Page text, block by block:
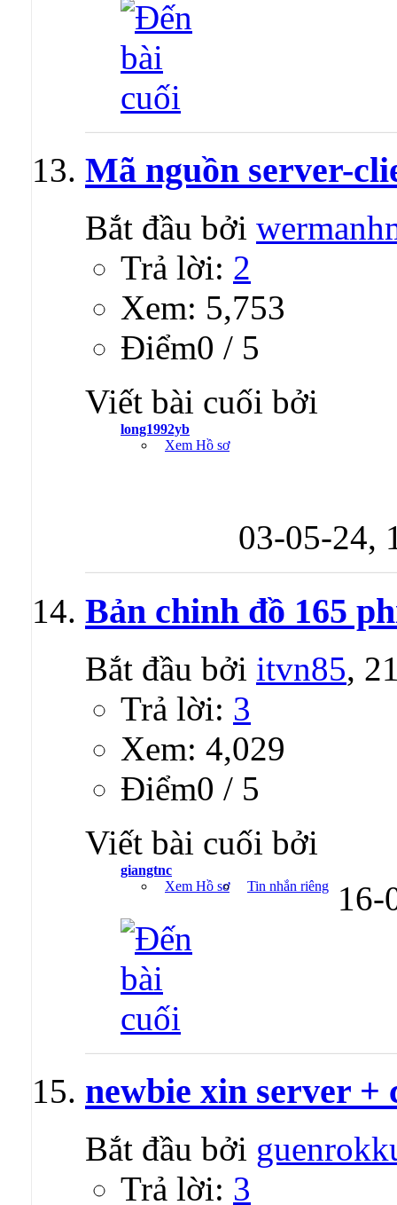
Mã nguồn server-
Bắt đầu bởi
Trả lời: 2
Xem: 5,753
Ðiểm0 / 5
Viết bài cuối bởi
long1992yb
Xem Hồ sơ
03-05-24,
Bản chinh đồ 165
Bắt đầu bởi itvn85,
Trả lời: 3
Xem: 4,029
Ðiểm0 / 5
Viết bài cuối bởi
giangtnc
Xem Hồ sơ
Tin nhắn riêng
newbie xin server +
Bắt đầu bởi
Trả lời: 3